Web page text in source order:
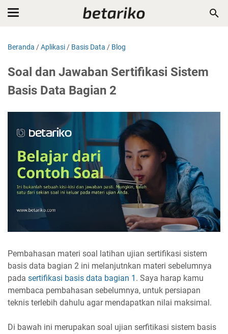
Beranda /Aplikasi / Basis Data / Blog
Soal dan Jawaban Sertifikasi Sistem
Basis Data Bagian 2
Pembahasan materi soal latihan ujian sertifikasi sistem
basis data bagian 2 ini melanjutnkan materi sebelumnya
pada sertifikasi basis data bagian 1 . Saya harap kamu
membaca pembahasan sebelumnya, untuk persiapan
teknis terlebih dahulu agar mendapatkan nilai maksimal.
Di bawah ini merupakan soal ujian serfitikasi sistem basis